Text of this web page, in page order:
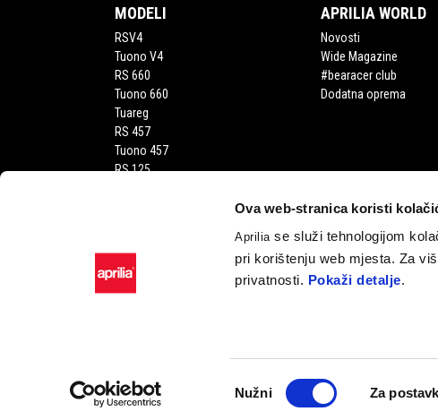
Ova web-stranica koristi
Apriliase služi tehnologijom
pri korištenju web mjesta. Za
privatnosti. Pokaži detalje.
pristanka
Nužni Za
MODELI
RSV4
Tuono V4
RS 660
Tuono 660
Tuareg
RS 457
Tuono 457
RS 125
SR GT
SXR
APRILIA WORLD
Novosti
Wide Magazine
#bearacer club
Dodatna oprema
Piaggio & C. SpA Sede